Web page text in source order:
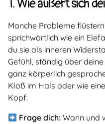
1. Wie äußert sich
Manche Probleme
sprichwörtlich wie ein
du sie als inneren
Gefühl, ständig über
ganz körperlich
Kloß im Hals oder wie
Kopf.
Frage dich: Wann und